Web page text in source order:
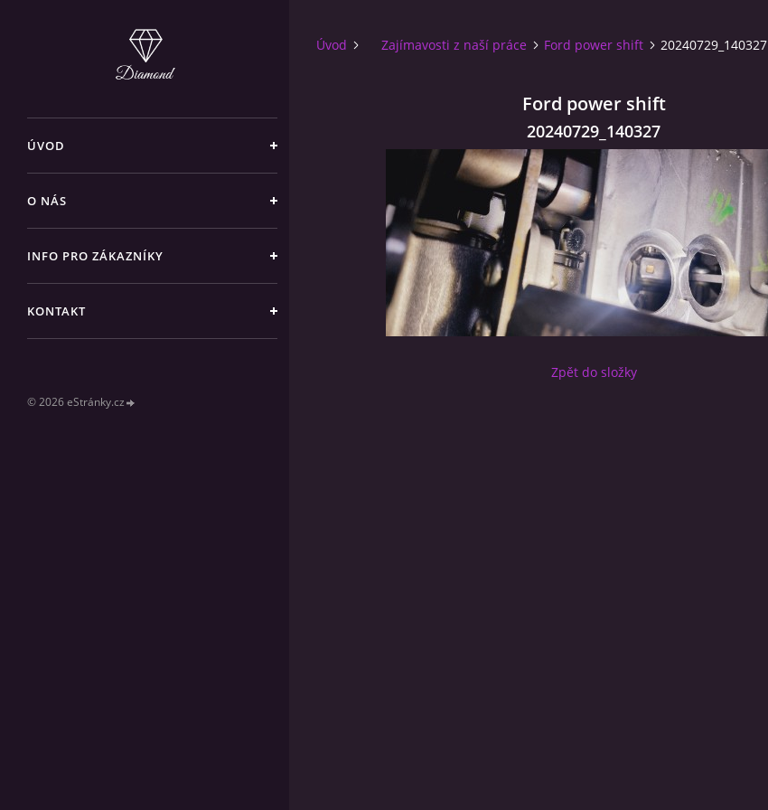
ÚVOD
O NÁS
INFO PRO ZÁKAZNÍKY
KONTAKT
© 2026 eStránky.cz
Úvod Zajímavosti z naší práce Ford power shift 20240729_140327
Ford power shift
20240729_140327
Zpět do složky